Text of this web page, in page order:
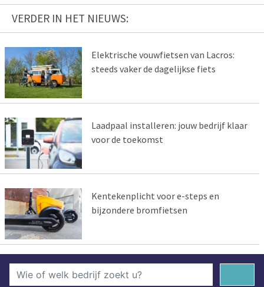
VERDER IN HET NIEUWS:
Elektrische vouwfietsen van Lacros:
steeds vaker de dagelijkse fiets
Laadpaal installeren: jouw bedrijf klaar
voor de toekomst
Kentekenplicht voor e-steps en
bijzondere bromfietsen